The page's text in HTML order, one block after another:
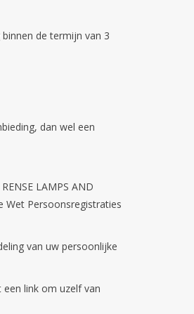
de termijn van 3
dan wel een
LAMPS AND
Wet Persoonsregistraties
van uw persoonlijke
een link om uzelf van